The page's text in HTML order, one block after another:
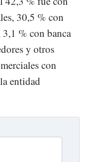
30,5 % con
% con banca
y otros
con
entidad